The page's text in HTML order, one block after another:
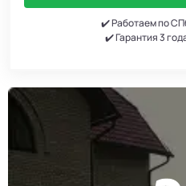
✔️ Работаем по
✔️ Гарантия 3